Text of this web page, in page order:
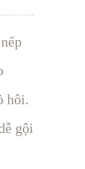
hôi.
gội